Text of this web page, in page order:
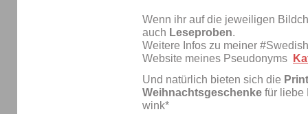
Wenn ihr auf die jeweiligen
auch Leseproben.
Weitere Infos zu meiner
Website meines Pseudonyms
Und natürlich bieten sich die
Weihnachtsgeschenke für liebe
wink*